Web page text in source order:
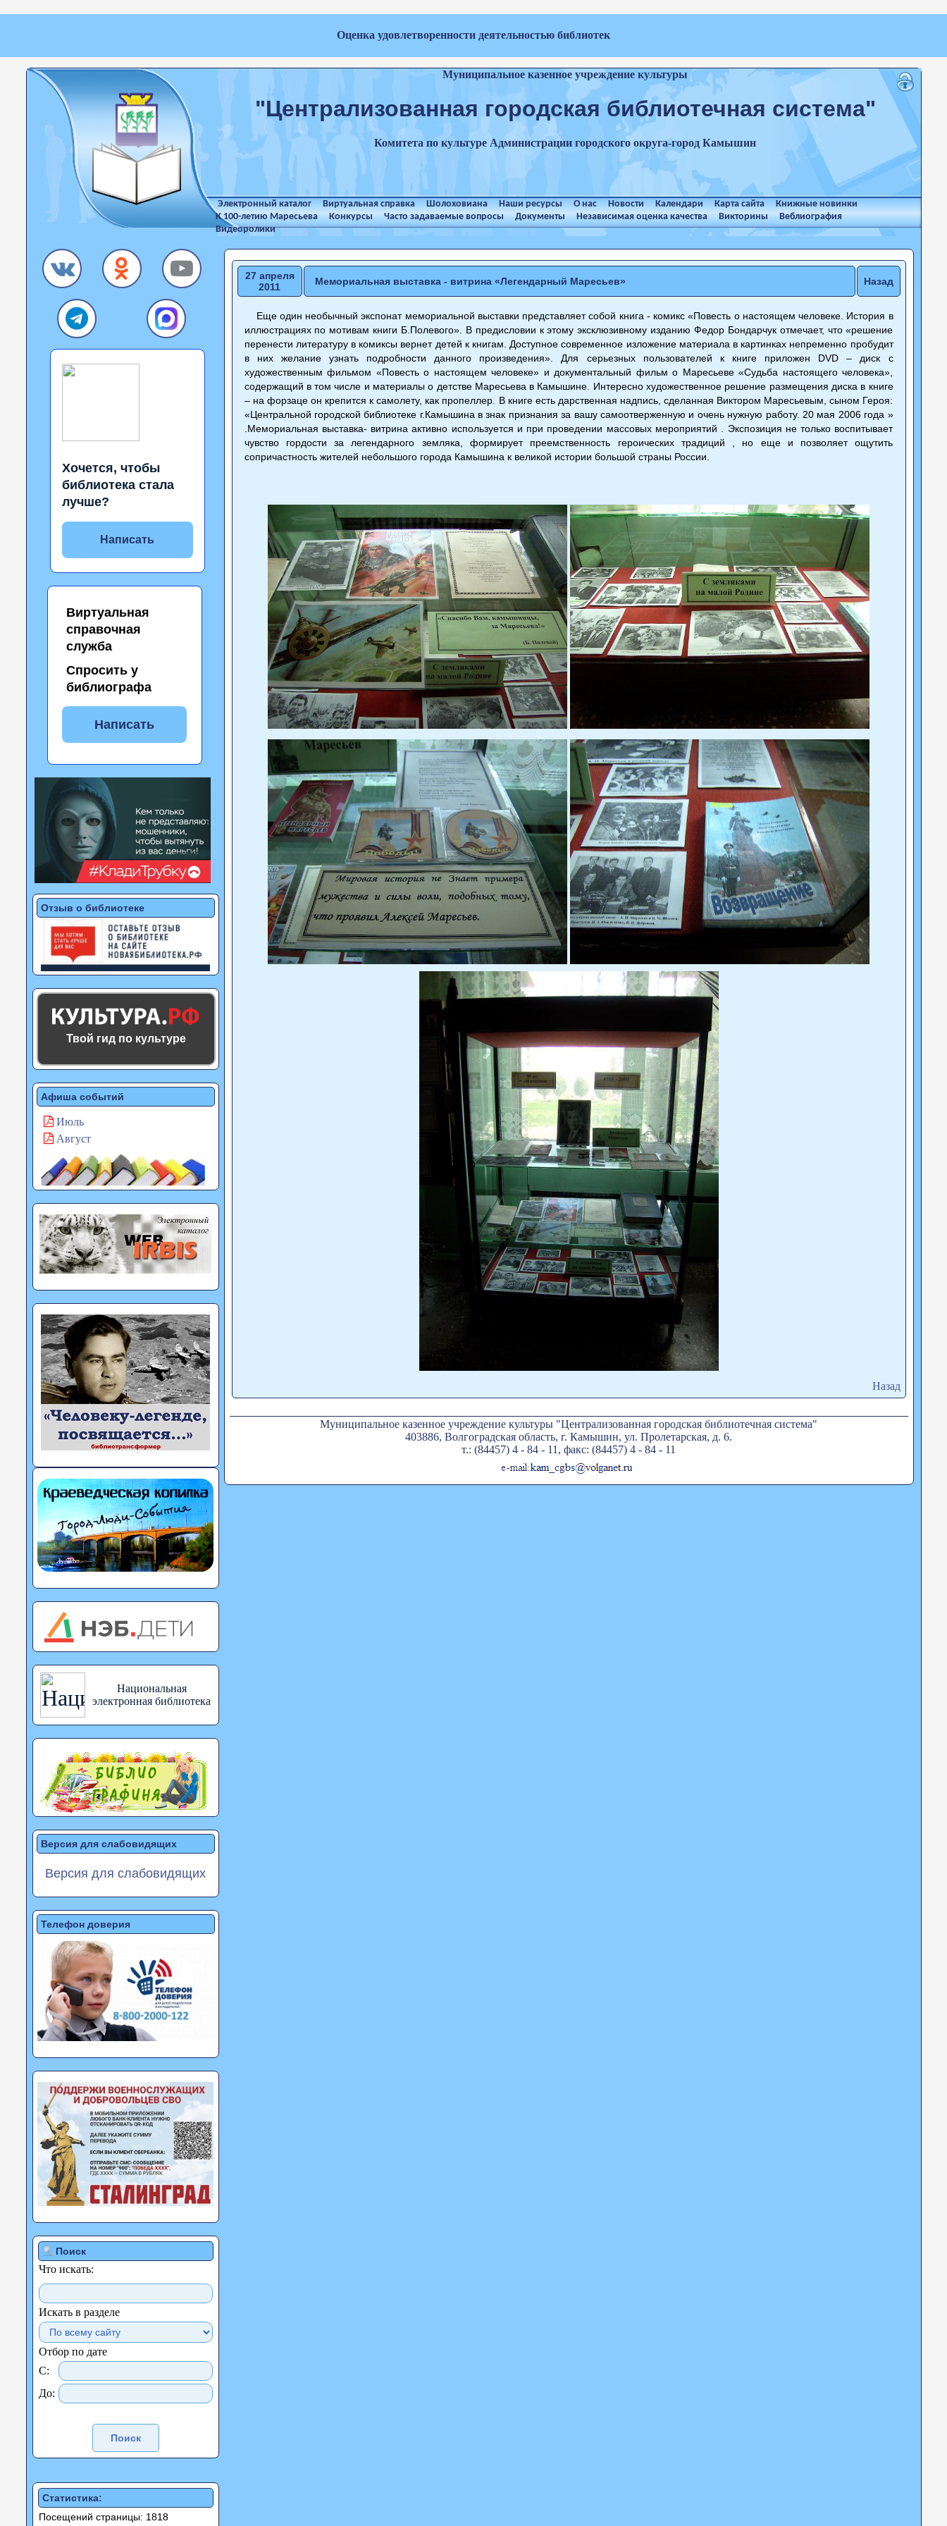
Оценка удовлетворенности деятельностью библиотек
Муниципальное казенное учреждение культуры
"Централизованная городская библиотечная система"
Комитета по культуре Администрации городского округа-город Камышин
Электронный каталог Виртуальная справка Шолоховиана Наши ресурсы О нас Новости Календари Карта сайта
Книжные новинки
К 100-летию Маресьева
Конкурсы Часто задаваемые вопросы Документы Независимая оценка качества Викторины
Веблиография
Видеоролики
Хочется, чтобы
библиотека стала
лучше?
Написать
Виртуальная
справочная
служба
Спросить у
библиографа
Написать
Отзыв о библиотеке
Твой гид по культуре
Афиша событий
Июль
Август
Национальная
электронная библиотека
Версия для слабовидящих
Версия для слабовидящих
Телефон доверия
Поиск
Что искать:
Искать в разделе
Отбор по дате
С:
До:
Статистика:
Посещений страницы: 1818
27 апреля
2011
Мемориальная выставка - витрина «Легендарный Маресьев» Назад
Еще один необычный экспонат мемориальной выставки представляет собой книга - комикс «Повесть о настоящем человеке. История в
иллюстрациях по мотивам книги Б.Полевого». В предисловии к этому эксклюзивному изданию Федор Бондарчук отмечает, что «решение
перенести литературу в комиксы вернет детей к книгам. Доступное современное изложение материала в картинках непременно пробудит
в них желание узнать подробности данного произведения». Для серьезных пользователей к книге приложен DVD – диск с
художественным фильмом «Повесть о настоящем человеке» и документальный фильм о Маресьеве «Судьба настоящего человека»,
содержащий в том числе и материалы о детстве Маресьева в Камышине. Интересно художественное решение размещения диска в книге
– на форзаце он крепится к самолету, как пропеллер. В книге есть дарственная надпись, сделанная Виктором Маресьевым, сыном Героя:
«Центральной городской библиотеке г.Камышина в знак признания за вашу самоотверженную и очень нужную работу. 20 мая 2006 года »
.Мемориальная выставка- витрина активно используется и при проведении массовых мероприятий . Экспозиция не только воспитывает
чувство гордости за легендарного земляка, формирует преемственность героических традиций , но еще и позволяет ощутить
сопричастность жителей небольшого города Камышина к великой истории большой страны России.
Назад
Муниципальное казенное учреждение культуры "Централизованная городская библиотечная система"
403886, Волгоградская область, г. Камышин, ул. Пролетарская, д. 6.
т.: (84457) 4 - 84 - 11, факс: (84457) 4 - 84 - 11